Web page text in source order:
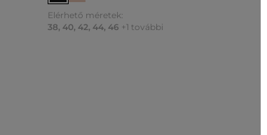
Elérhető méretek:
38, 40, 42, 44, 46 +1 további